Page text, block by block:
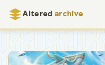
Altered archive